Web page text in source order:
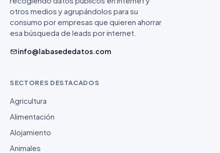
otros medios y agrupándolos para su
consumo por empresas que quieren ahorrar
esa búsqueda de leads por internet.
info@labasededatos.com
SECTORES DESTACADOS
Agricultura
Alimentación
Alojamiento
Animales